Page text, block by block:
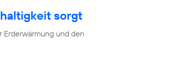
sorgt
Erderwärmung und den